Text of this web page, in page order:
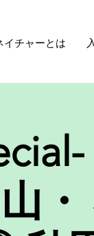
イチャーとは
・